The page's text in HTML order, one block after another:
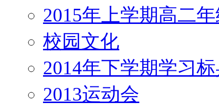
2015年上学期高二
校园文化
2014年下学期学习
2013运动会